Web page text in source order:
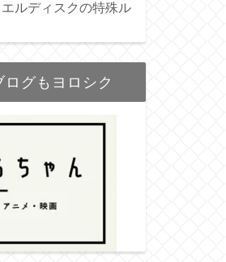
ルディスクの特殊ル
グもヨロシク